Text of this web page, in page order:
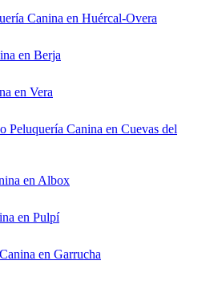
Canina en Huércal-Overa
en Berja
en Vera
Peluquería Canina en Cuevas del
en Albox
en Pulpí
en Garrucha